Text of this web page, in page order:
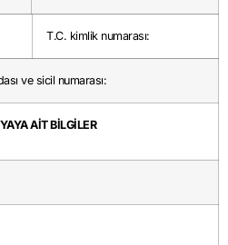
T.C. kimlik numarası:
ve sicil numarası:
AİT BİLGİLER